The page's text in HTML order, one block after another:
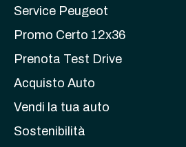
Service Peugeot
Promo Certo 12x36
Prenota Test Drive
Acquisto Auto
Vendi la tua auto
Sostenibilità